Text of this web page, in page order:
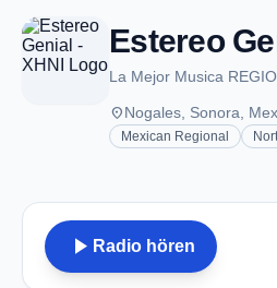
placeNogales, Sonora,
Mexican Regional
play_arrow Radio hören